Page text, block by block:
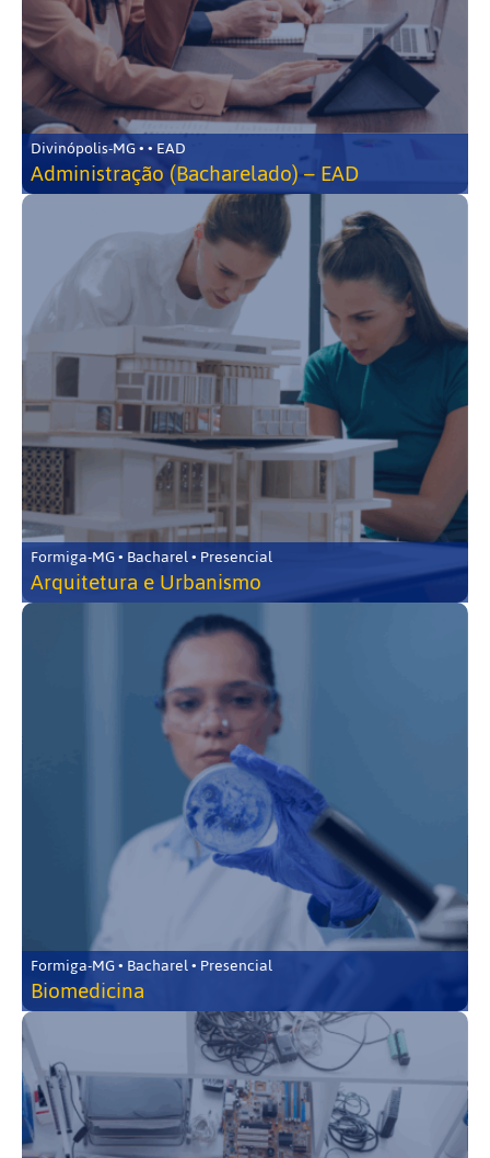
Divinópolis-MG • • EAD
Administração (Bacharelado) – EAD
Formiga-MG • Bacharel • Presencial
Arquitetura e Urbanismo
Formiga-MG • Bacharel • Presencial
Biomedicina